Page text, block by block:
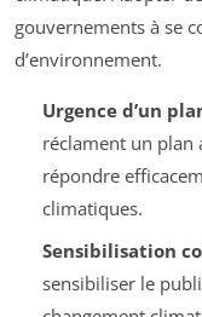
gouvernements à se
d’environnement.
Urgence d’un
réclament un
répondre
climatiques.
Sensibilisation
sensibiliser le